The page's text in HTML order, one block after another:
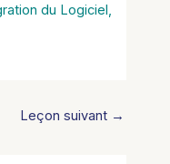
du Logiciel,
Leçon suivant →